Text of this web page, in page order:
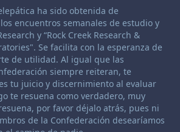
de canalización:
ha sido obtenida de
encuentros semanales de estudio y
y “Rock Creek Research &
Se facilita con la esperanza de
de utilidad. Al igual que las
siempre reiteran, te
tu juicio y discernimiento al evaluar
te resuena como verdadero, muy
por favor déjalo atrás, pues ni
de la Confederación desearíamos